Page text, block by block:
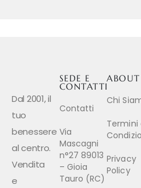
Dal 2001, il
tuo
benessere
al centro.
Vendita
e
ABOUT
Chi
Termini
Privacy
Policy
SEDE E
CONTATTI
Contatti
Via
Mascagni
n°27 89013
– Gioia
Tauro (RC)